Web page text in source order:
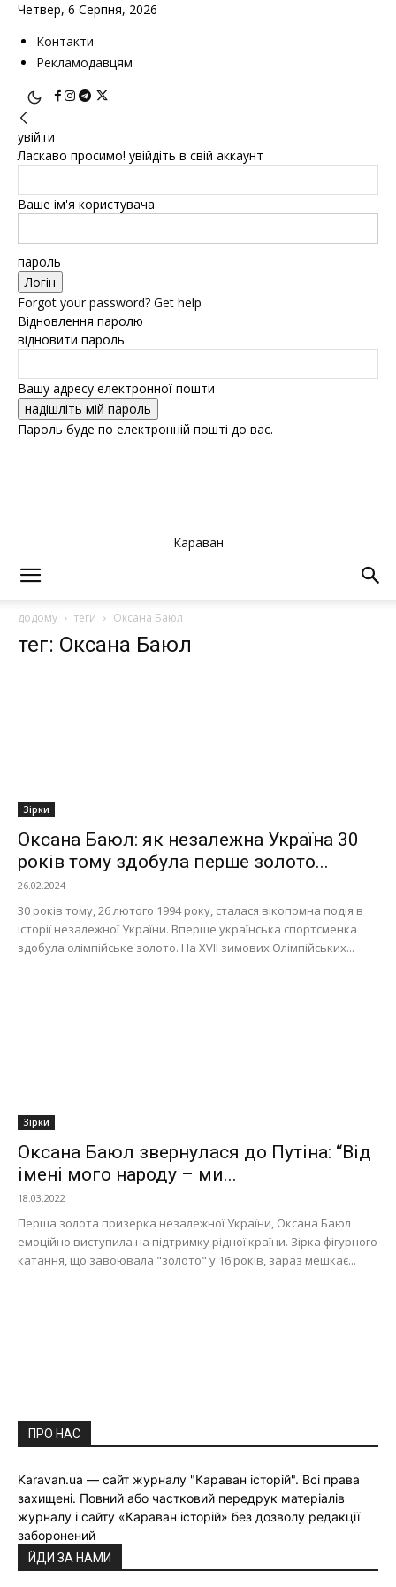
Четвер, 6 Серпня, 2026
Контакти
Рекламодавцям
увійти
Ласкаво просимо! увійдіть в свій аккаунт
Ваше ім'я користувача
пароль
Forgot your password? Get help
Відновлення паролю
відновити пароль
Вашу адресу електронної пошти
Пароль буде по електронній пошті до вас.
Караван
додому теги Оксана Баюл
тег: Оксана Баюл
Зірки
Оксана Баюл: як незалежна Україна 30
років тому здобула перше золото...
26.02.2024
30 років тому, 26 лютого 1994 року, сталася вікопомна подія в
історії незалежної України. Вперше українська спортсменка
здобула олімпійське золото. На XVII зимових Олімпійських...
Зірки
Оксана Баюл звернулася до Путіна: “Від
імені мого народу – ми...
18.03.2022
Перша золота призерка незалежної України, Оксана Баюл
емоційно виступила на підтримку рідної країни. Зірка фігурного
катання, що завоювала "золото" у 16 років, зараз мешкає...
ПРО НАС
Karavan.ua — сайт журналу "Караван історій". Всі права
захищені. Повний або частковий передрук матеріалів
журналу і сайту «Караван історій» без дозволу редакції
заборонений
ЙДИ ЗА НАМИ